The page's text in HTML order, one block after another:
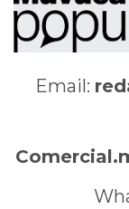
Email: